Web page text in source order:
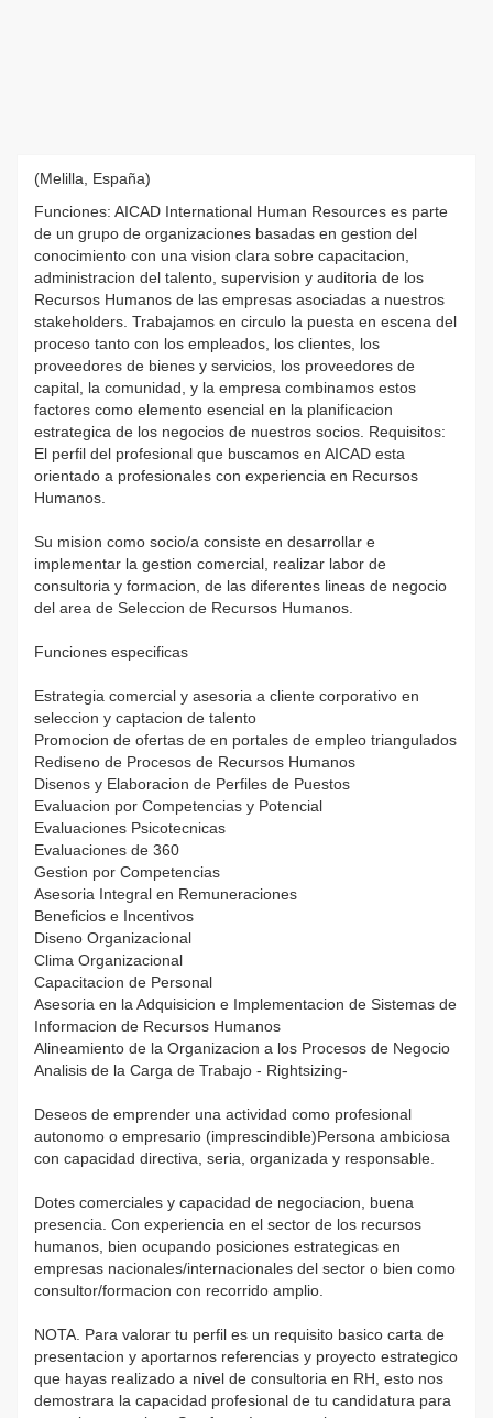
(Melilla, España)
Funciones: AICAD International Human Resources es parte
de un grupo de organizaciones basadas en gestion del
conocimiento con una vision clara sobre capacitacion,
administracion del talento, supervision y auditoria de los
Recursos Humanos de las empresas asociadas a nuestros
stakeholders. Trabajamos en circulo la puesta en escena del
proceso tanto con los empleados, los clientes, los
proveedores de bienes y servicios, los proveedores de
capital, la comunidad, y la empresa combinamos estos
factores como elemento esencial en la planificacion
estrategica de los negocios de nuestros socios. Requisitos:
El perfil del profesional que buscamos en AICAD esta
orientado a profesionales con experiencia en Recursos
Humanos.
Su mision como socio/a consiste en desarrollar e
implementar la gestion comercial, realizar labor de
consultoria y formacion, de las diferentes lineas de negocio
del area de Seleccion de Recursos Humanos.
Funciones especificas
Estrategia comercial y asesoria a cliente corporativo en
seleccion y captacion de talento
Promocion de ofertas de en portales de empleo triangulados
Rediseno de Procesos de Recursos Humanos
Disenos y Elaboracion de Perfiles de Puestos
Evaluacion por Competencias y Potencial
Evaluaciones Psicotecnicas
Evaluaciones de 360
Gestion por Competencias
Asesoria Integral en Remuneraciones
Beneficios e Incentivos
Diseno Organizacional
Clima Organizacional
Capacitacion de Personal
Asesoria en la Adquisicion e Implementacion de Sistemas de
Informacion de Recursos Humanos
Alineamiento de la Organizacion a los Procesos de Negocio
Analisis de la Carga de Trabajo - Rightsizing-
Deseos de emprender una actividad como profesional
autonomo o empresario (imprescindible)Persona ambiciosa
con capacidad directiva, seria, organizada y responsable.
Dotes comerciales y capacidad de negociacion, buena
presencia. Con experiencia en el sector de los recursos
humanos, bien ocupando posiciones estrategicas en
empresas nacionales/internacionales del sector o bien como
consultor/formacion con recorrido amplio.
NOTA. Para valorar tu perfil es un requisito basico carta de
presentacion y aportarnos referencias y proyecto estrategico
que hayas realizado a nivel de consultoria en RH, esto nos
demostrara la capacidad profesional de tu candidatura para